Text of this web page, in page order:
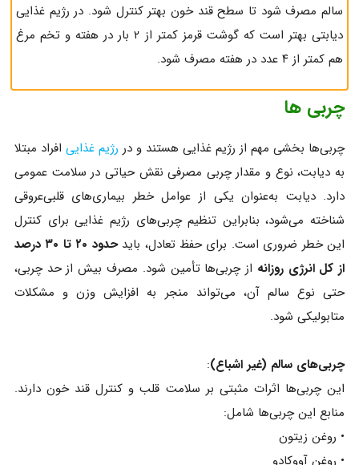
سالم مصرف شود تا سطح قند خون بهتر کنترل شود. در رژیم غذایی
دیابتی بهتر است که گوشت قرمز کمتر از ۲ بار در هفته و تخم مرغ
هم کمتر از ۴ عدد در هفته مصرف شود.
چربی ها
چربی‌ها بخشی مهم از رژیم غذایی هستند و در رژیم غذایی افراد مبتلا
به دیابت، نوع و مقدار چربی مصرفی نقش حیاتی در سلامت عمومی
دارد. دیابت به‌عنوان یکی از عوامل خطر بیماری‌های قلبی‌عروقی
شناخته می‌شود، بنابراین تنظیم چربی‌های رژیم غذایی برای کنترل
این خطر ضروری است. برای حفظ تعادل، باید
حدود ۲۰ تا ۳۰ درصد
از کل انرژی روزانه از چربی‌ها تأمین شود. مصرف بیش از حد چربی،
حتی نوع سالم آن، می‌تواند منجر به افزایش وزن و مشکلات
متابولیکی شود.
چربی‌های سالم (غیر اشباع):
این چربی‌ها اثرات مثبتی بر سلامت قلب و کنترل قند خون دارند.
منابع این چربی‌ها شامل:
• روغن زیتون